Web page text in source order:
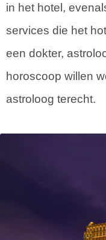
in het hotel,
services die het
een dokter,
horoscoop willen
astroloog terecht.